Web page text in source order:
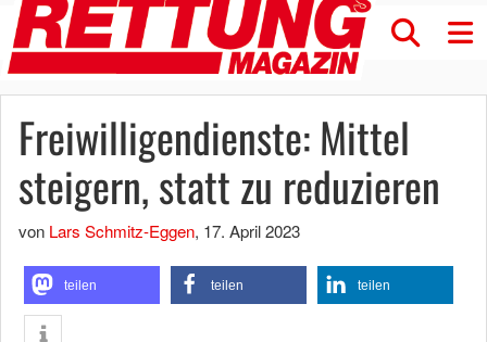
Freiwilligendienste: Mittel
steigern, statt zu reduzieren
von Lars Schmitz-Eggen, 17. April 2023
teilen teilen teilen